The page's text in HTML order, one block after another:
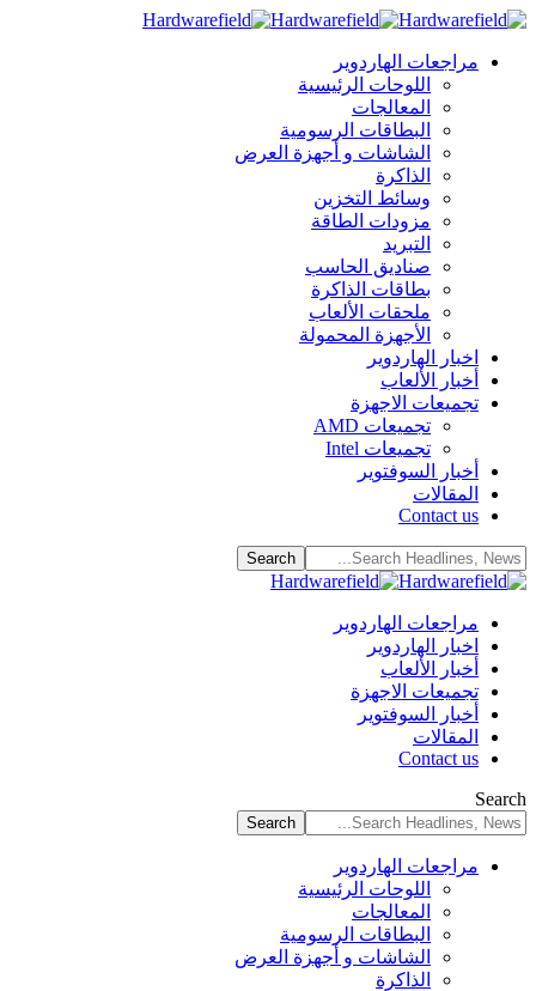
مراجعات الهاردوير
اللوحات الرئيسية
المعالجات
البطاقات الرسومية
الشاشات و أجهزة العرض
الذاكرة
وسائط التخزين
مزودات الطاقة
التبريد
صناديق الحاسب
بطاقات الذاكرة
ملحقات الألعاب
الأجهزة المحمولة
اخبار الهاردوير
أخبار الألعاب
تجميعات الاجهزة
تجميعات AMD
تجميعات Intel
أخبار السوفتوير
المقالات
Contact us
مراجعات الهاردوير
اخبار الهاردوير
أخبار الألعاب
تجميعات الاجهزة
أخبار السوفتوير
المقالات
Contact us
Search
مراجعات الهاردوير
اللوحات الرئيسية
المعالجات
البطاقات الرسومية
الشاشات و أجهزة العرض
الذاكرة